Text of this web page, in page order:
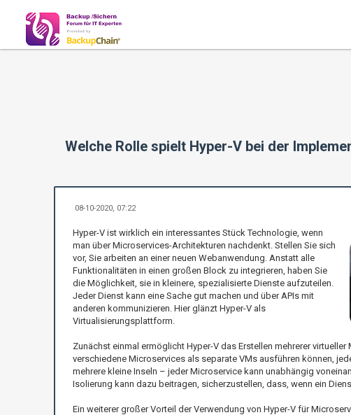
Welche Rolle spielt Hyper-V bei der
08-10-2020, 07:22
Hyper-V ist wirklich ein interessantes Stück Technologie, wenn
man über Microservices-Architekturen nachdenkt. Stellen Sie sich
vor, Sie arbeiten an einer neuen Webanwendung. Anstatt alle
Funktionalitäten in einen großen Block zu integrieren, haben Sie
die Möglichkeit, sie in kleinere, spezialisierte Dienste aufzuteilen.
Jeder Dienst kann eine Sache gut machen und über APIs mit
anderen kommunizieren. Hier glänzt Hyper-V als
Virtualisierungsplattform.
Zunächst einmal ermöglicht Hyper-V das Erstellen mehrerer
verschiedene Microservices als separate VMs ausführen können,
mehrere kleine Inseln – jeder Microservice kann unabhängig
Isolierung kann dazu beitragen, sicherzustellen, dass, wenn ein
Ein weiterer großer Vorteil der Verwendung von Hyper-V für